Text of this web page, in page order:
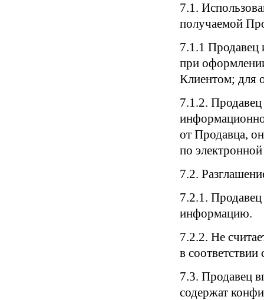
7.1.
получаемой
7.1.1 Продавец
при
Клиентом; для
7.1.2.
от Продавца,
по
7.2.
7.2.1. Продавец
информацию.
7.2.2. Не
в
7.3. Продавец
содержат